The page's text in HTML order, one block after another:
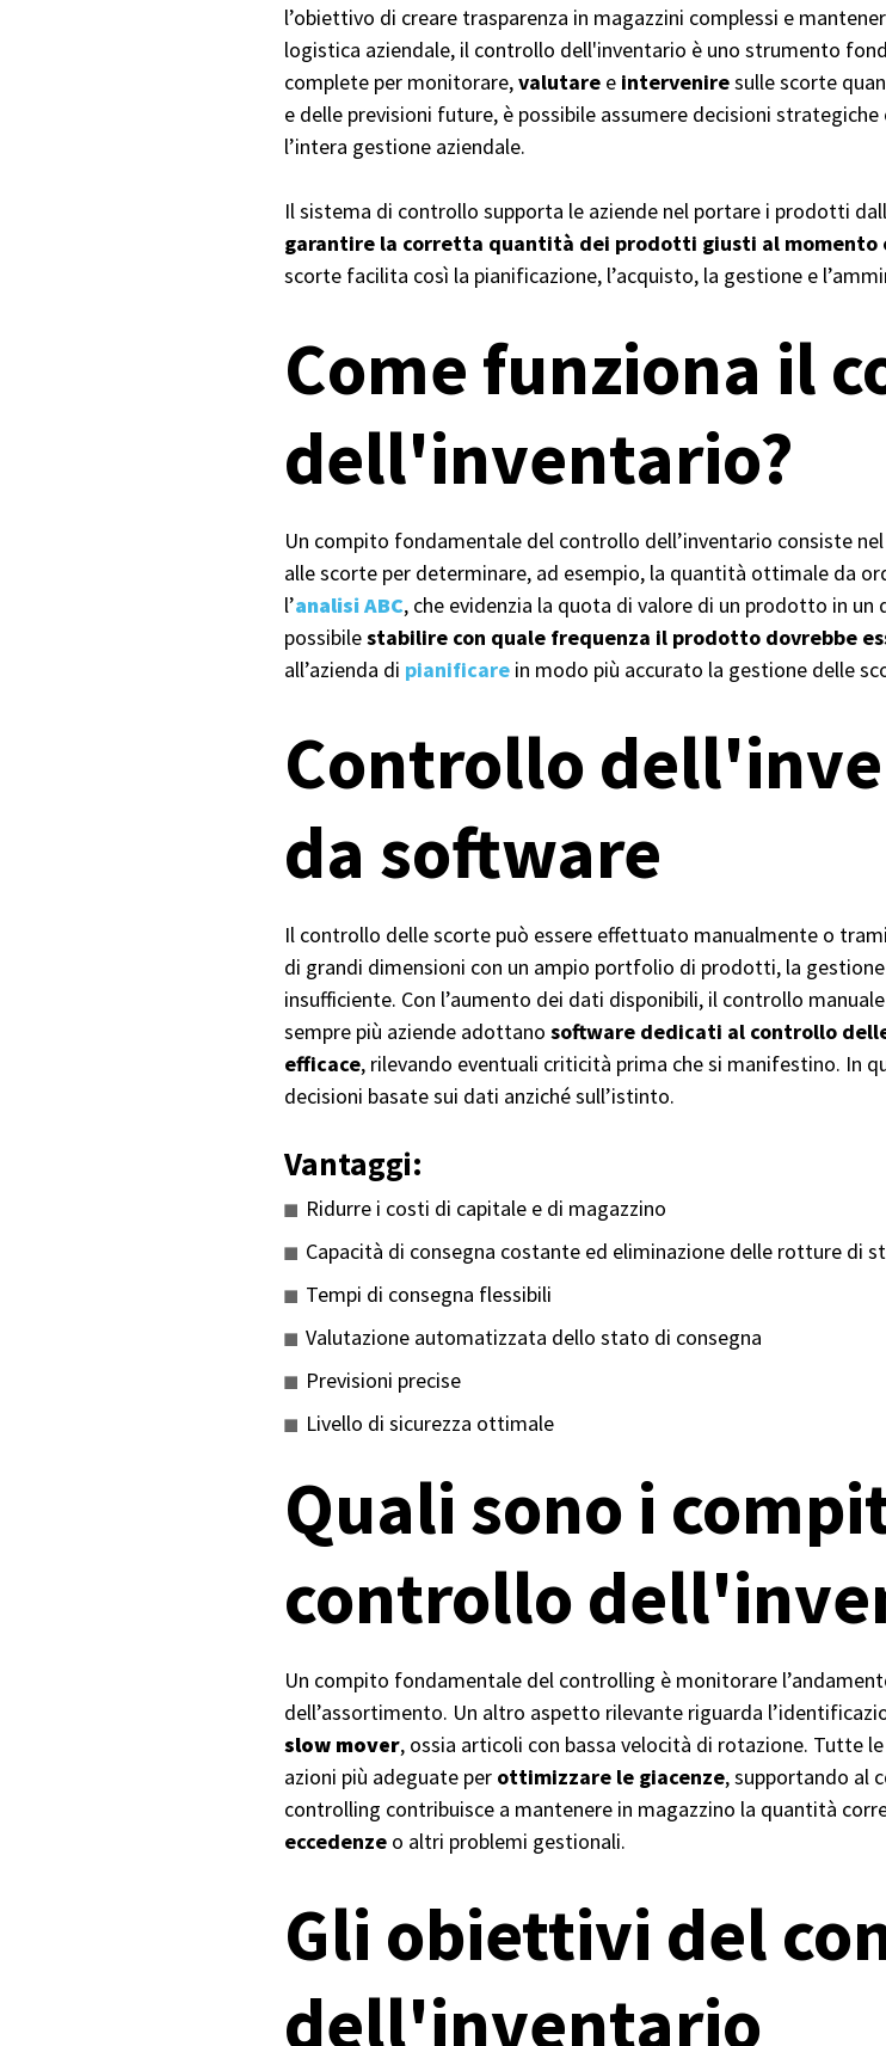
l’obiettivo di creare trasparenza in magazzini complessi e
logistica aziendale, il controllo dell'inventario è uno strumento
complete per monitorare,valutare e interveniresulle scorte
e delle previsioni future, è possibile assumere decisioni
l’intera gestione aziendale.
Il sistema di controllo supporta le aziende nel portare i prodotti
garantire la corretta quantità dei prodotti giusti al momento
scorte facilita così la pianificazione, l’acquisto, la gestione e
Come funziona il
dell'inventario?
Un compito fondamentale del controllo dell’inventario consiste
alle scorte per determinare, ad esempio, la quantità ottimale da
l’analisi ABC, che evidenzia la quota di valore di un prodotto in
possibilestabilire con quale frequenza il prodotto dovrebbe
all’azienda di pianificare in modo più accurato la gestione delle
Controllo
da software
Il controllo delle scorte può essere effettuato manualmente o
di grandi dimensioni con un ampio portfolio di prodotti, la
insufficiente. Con l’aumento dei dati disponibili, il controllo
sempre più aziende adottano software dedicati al controllo
efficace, rilevando eventuali criticità prima che si manifestino. In
decisioni basate sui dati anziché sull’istinto.
Vantaggi:
Ridurre i costi di capitale e di magazzino
Capacità di consegna costante ed eliminazione delle rotture di
Tempi di consegna flessibili
Valutazione automatizzata dello stato di consegna
Previsioni precise
Livello di sicurezza ottimale
Quali sono i
controllo
Un compito fondamentale del controlling è monitorare
dell’assortimento. Un altro aspetto rilevante riguarda
slow mover, ossia articoli con bassa velocità di rotazione. Tutte
azioni più adeguate per ottimizzare le giacenze, supportando al
controlling contribuisce a mantenere in magazzino la quantità
eccedenze o altri problemi gestionali.
Gli obiettivi del
dell'inventario